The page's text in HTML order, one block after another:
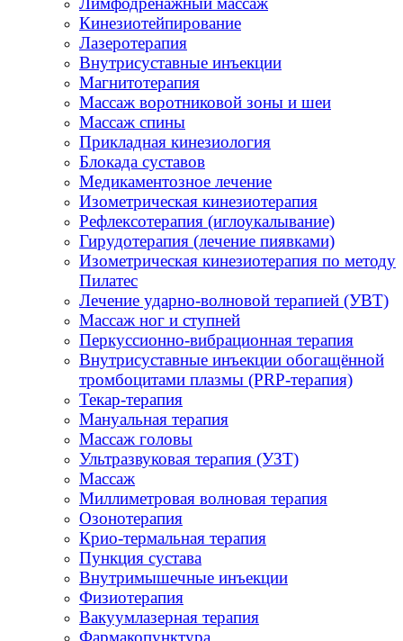
Кинезиотейпирование
Лазеротерапия
Внутрисуставные инъекции
Магнитотерапия
Массаж воротниковой зоны и шеи
Массаж спины
Прикладная кинезиология
Блокада суставов
Медикаментозное лечение
Изометрическая кинезиотерапия
Рефлексотерапия (иглоукалывание)
Гирудотерапия (лечение пиявками)
Изометрическая кинезиотерапия по методу
Пилатес
Лечение ударно-волновой терапией (УВТ)
Массаж ног и ступней
Перкуссионно-вибрационная терапия
Внутрисуставные инъекции обогащённой
тромбоцитами плазмы (PRP-терапия)
Текар-терапия
Мануальная терапия
Массаж головы
Ультразвуковая терапия (УЗТ)
Массаж
Миллиметровая волновая терапия
Озонотерапия
Крио-термальная терапия
Пункция сустава
Внутримышечные инъекции
Физиотерапия
Вакуумлазерная терапия
Фармакопунктура